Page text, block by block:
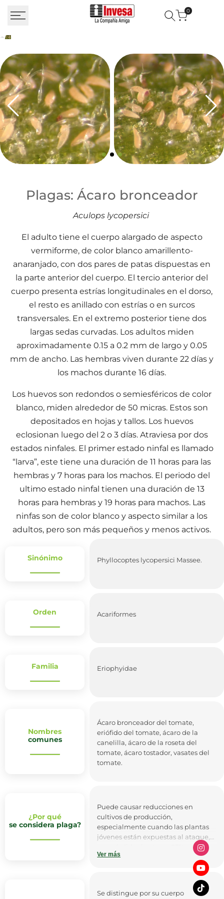
0
Plagas: Ácaro bronceador
Plagas: Ácaro bronceador
Aculops lycopersici
El adulto tiene el cuerpo alargado de aspecto
vermiforme, de color blanco amarillento-
anaranjado, con dos pares de patas dispuestas en
la parte anterior del cuerpo. El tercio anterior del
cuerpo presenta estrías longitudinales en el dorso,
el resto es anillado con estrías o en surcos
transversales. En el extremo posterior tiene dos
largas sedas curvadas. Los adultos miden
aproximadamente 0.15 a 0.2 mm de largo y 0.05
mm de ancho. Las hembras viven durante 22 días y
los machos durante 16 días.
Los huevos son redondos o semiesféricos de color
blanco, miden alrededor de 50 micras. Estos son
depositados en hojas y tallos. Los huevos
eclosionan luego del 2 o 3 días. Atraviesa por dos
estados ninfales. El primer estado ninfal es llamado
“larva”, este tiene una duración de 11 horas para las
hembras y 7 horas para los machos. El periodo del
ultimo estado ninfal tienen una duración de 13
horas para hembras y 19 horas para machos. Las
ninfas son de color blanco y aspecto similar a los
adultos, pero son más pequeños y menos activos.
Sinónimo Phyllocoptes lycopersici Massee.
Orden Acariformes
Familia Eriophyidae
Nombres
comunes
Ácaro bronceador del tomate,
eriófido del tomate, ácaro de la
canelilla, ácaro de la roseta del
tomate, ácaro tostador, vasates del
tomate.
¿Por qué
se considera plaga?
Puede causar reducciones en
cultivos de producción,
especialmente cuando las plantas
jóvenes están expuestas al ataque,
con pérdidas hasta un 65% en
plantas jóvenes de tomate, después
de ser trasplantadas. Estudios
ácaros alimentándose diariamente
en hojas de tomate, disminuyen la
Ver más
Se distingue por su cuerpo